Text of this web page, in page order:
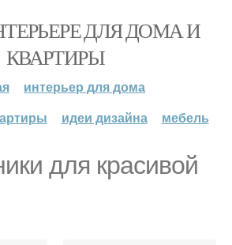
ДЛЯ ДОМА И
КВАРТИРЫ
интерьер для дома
идеи дизайна мебель
для красивой